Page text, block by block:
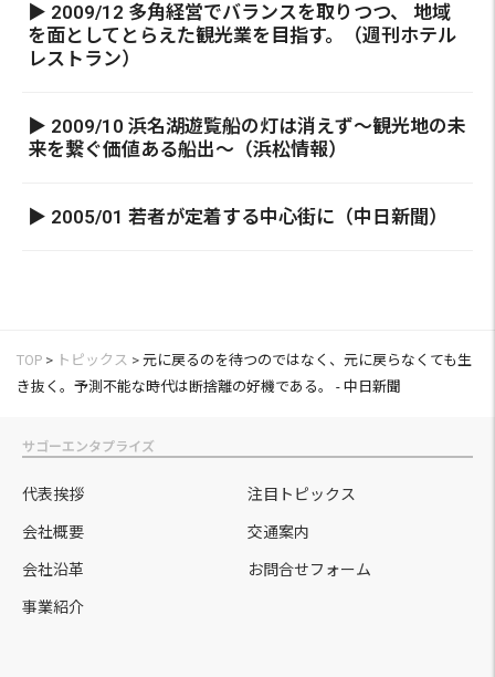
▶ 2009/12 多角経営でバランスを取りつつ、 地域
を面としてとらえた観光業を目指す。（週刊ホテル
レストラン）
▶ 2009/10 浜名湖遊覧船の灯は消えず～観光地の未
来を繋ぐ価値ある船出～（浜松情報）
▶ 2005/01 若者が定着する中心街に（中日新聞）
TOP > トピックス > 元に戻るのを待つのではなく、元に戻らなくても生
き抜く。予測不能な時代は断捨離の好機である。 - 中日新聞
サゴーエンタプライズ
代表挨拶 注目トピックス
会社概要 交通案内
会社沿革 お問合せフォーム
事業紹介